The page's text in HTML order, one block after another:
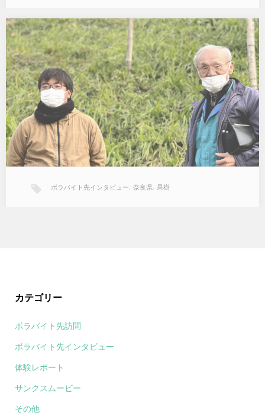
ファーム-pndk【奈良県・五條市、果樹】
当時、収穫担当者だった者がボラバイトを知って募集を始めたんで
す。それがもう13年ほど前になるかな。…
ボラバイト先インタビュー, 奈良県, 果樹
カテゴリー
ボラバイト先訪問
ボラバイト先インタビュー
体験レポート
サンクスムービー
その他